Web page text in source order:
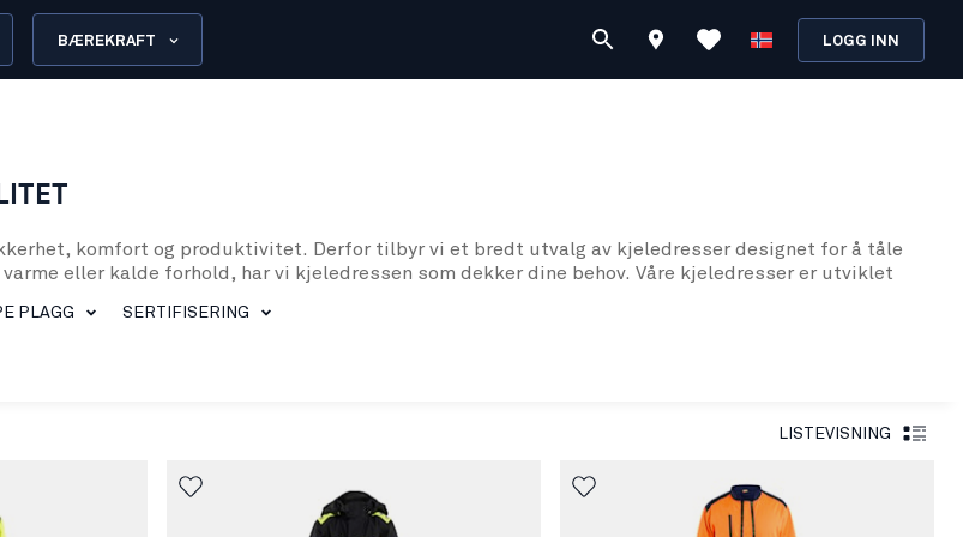
BÆREKRAFT LOGG INN
komfort og produktivitet. Derfor tilbyr vi et bredt utvalg av kjeledresser designet for å tåle
eller kalde forhold, har vi kjeledressen som dekker dine behov. Våre kjeledresser er utviklet
til å produsere arbeidstøy av høyeste kvalitet. Vi er så sikre på produktenes holdbarhet at vi
PLAGG SERTIFISERING
LISTEVISNING